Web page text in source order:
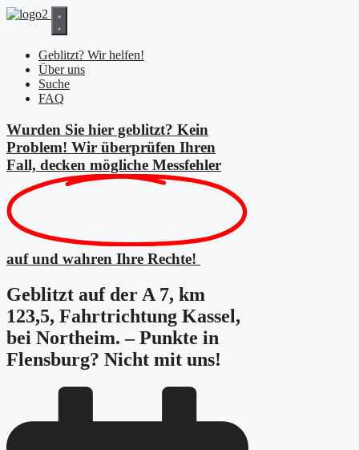
Zum
Geblitzt? Wir helfen!
Über uns
Suche
FAQ
Wurden Sie hier geblitzt? Kein
Problem! Wir überprüfen Ihren
Fall, decken mögliche Messfehler
auf und wahren Ihre Rechte!
Geblitzt auf der A 7, km
123,5, Fahrtrichtung Kassel,
bei Northeim. – Punkte in
Flensburg? Nicht mit uns!